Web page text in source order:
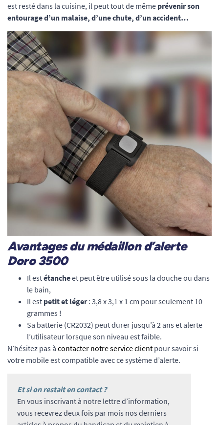
est resté dans la cuisine, il peut tout de même prévenir son
entourage d’un malaise, d’une chute, d’un accident…
Avantages du médaillon d’alerte
Doro 3500
Il estétancheet peut être utilisé sous la douche ou dans
le bain,
Il est petit et léger: 3,8 x 3,1 x 1 cm pour seulement 10
grammes !
Sa batterie (CR2032) peut durer jusqu’à 2 ans et alerte
l’utilisateur lorsque son niveau est faible.
N’hésitez pas à contacter notre service client pour savoir si
votre mobile est compatible avec ce système d’alerte.
Et si on restait en contact ?
En vous inscrivant à notre lettre d’information,
vous recevrez deux fois par mois nos derniers